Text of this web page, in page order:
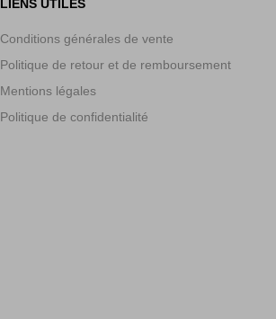
LIENS UTILES
Conditions générales de vente
Politique de retour et de remboursement
Mentions légales
Politique de confidentialité